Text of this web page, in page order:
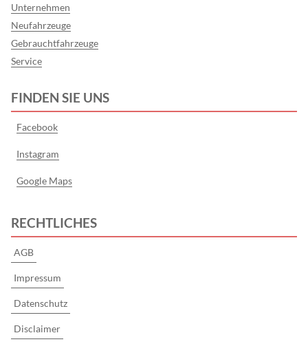
Unternehmen
Neufahrzeuge
Gebrauchtfahrzeuge
Service
FINDEN SIE UNS
Facebook
Instagram
Google Maps
RECHTLICHES
AGB
Impressum
Datenschutz
Disclaimer